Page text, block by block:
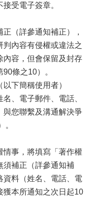
受電子簽章。
（詳參通知補正），
內容有侵權或違法之
內容，但會保留及封存
條之10）。
下簡稱使用者）
、電子郵件、電話、
與您聯繫及溝通解決爭
。
情事，將填寫「著作權
須補正（詳參通知補
資料（姓名、電話、電
獲本所通知之次日起10